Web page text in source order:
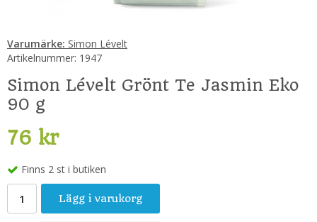
Varumärke: Simon Lévelt
Artikelnummer: 1947
Simon Lévelt Grönt Te Jasmin Eko
90 g
76 kr
Finns 2 st i butiken
Lägg i varukorg